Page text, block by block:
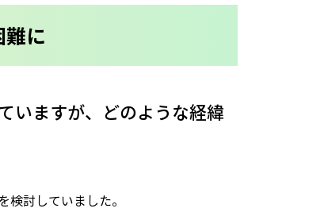
に
いますが、どのような経緯
討していました。